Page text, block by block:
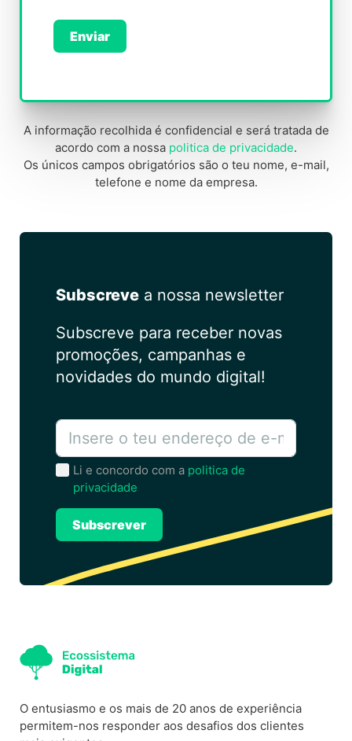
Enviar
l
t
e
r
t
e
A informação recolhida é confidencial e será tratada de
acordo com a nossa politica de privacidade.
Os únicos campos obrigatórios são o teu nome, e-mail,
telefone e nome da empresa.
Subscreve a nossa newsletter
Subscreve para receber novas
promoções, campanhas e
novidades do mundo digital!
Li e concordo com a politica de
privacidade
Subscrever
l
n
t
i
O entusiasmo e os mais de 20 anos de experiência
permitem-nos responder aos desafios dos clientes